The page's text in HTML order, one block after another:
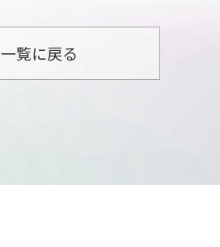
一覧に戻る